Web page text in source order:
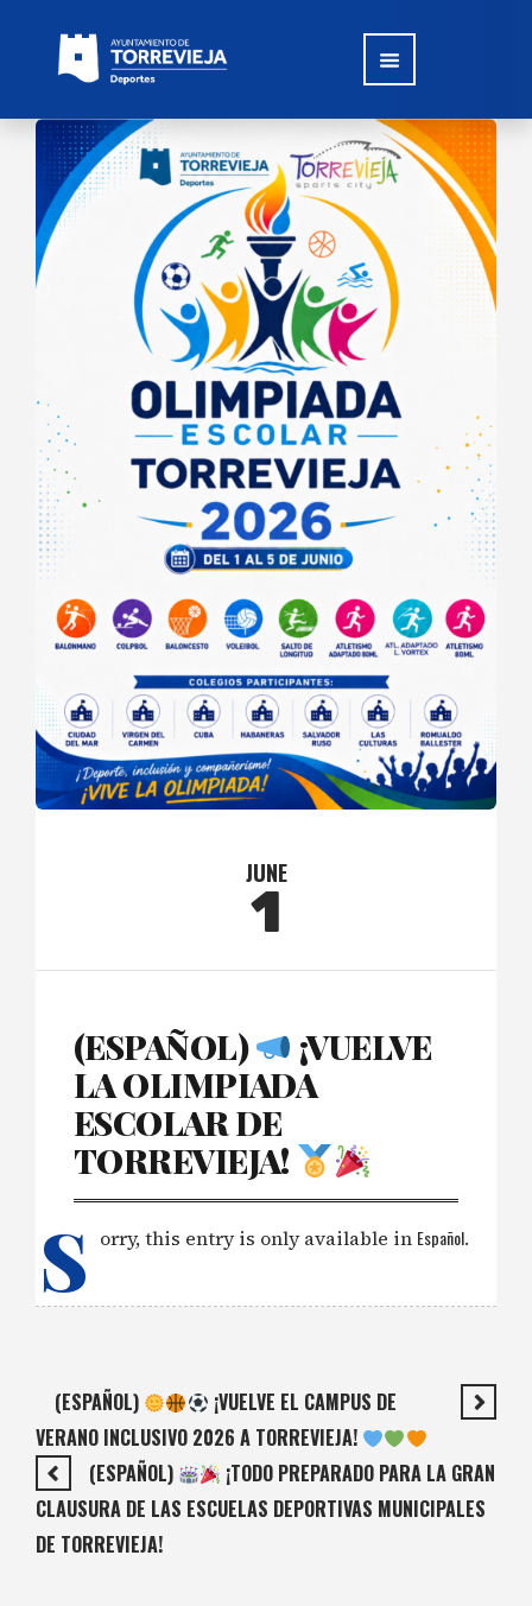
JUNE
1
(ESPAÑOL)
¡VUELVE
LA OLIMPIADA
ESCOLAR DE
TORREVIEJA!
S orry, this entry is only available in Español.
(ESPAÑOL)
¡VUELVE EL CAMPUS DE
VERANO INCLUSIVO 2026 A TORREVIEJA!
(ESPAÑOL)
¡TODO PREPARADO PARA LA GRAN
CLAUSURA DE LAS ESCUELAS DEPORTIVAS MUNICIPALES
DE TORREVIEJA!